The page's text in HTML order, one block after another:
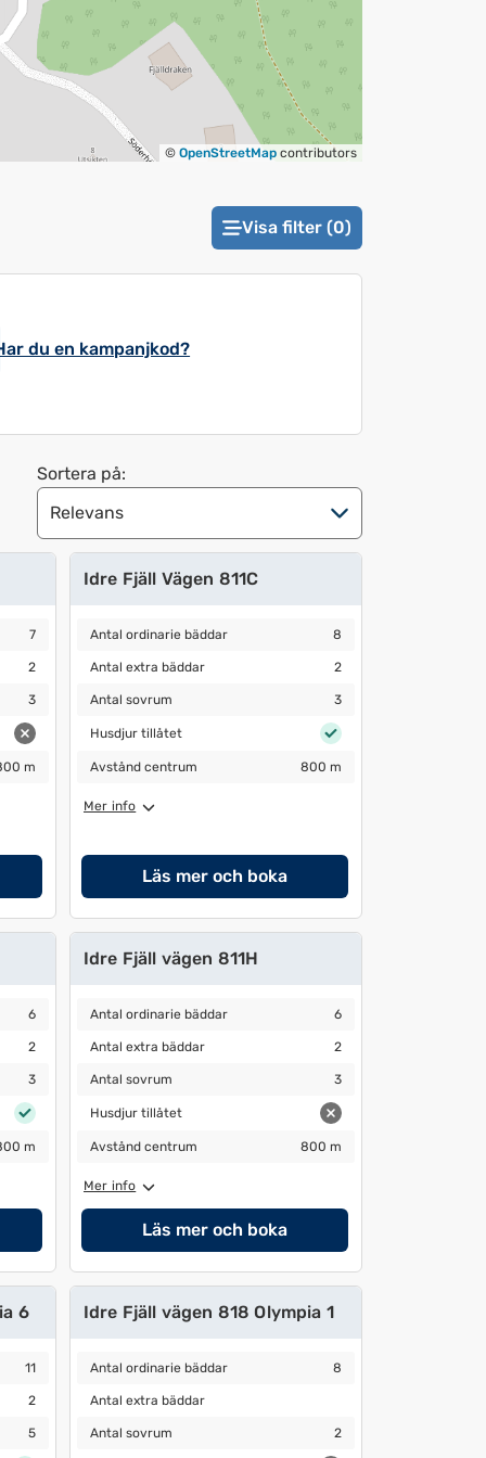
© OpenStreetMap contributors
Visa filter (0)
du en kampanjkod?
Sortera på:
7
2
3
m
Idre Fjäll Vägen 811C
Antal ordinarie bäddar
Antal ordinarie bäddar 8
Antal extra bäddar
Antal extra bäddar 2
Antal sovrum
Antal sovrum 3
Husdjur tillåtet
Husdjur tillåtet
Avstånd centrum
Avstånd centrum 800 m
Mer info
Läs mer och boka
6
2
3
m
Idre Fjäll vägen 811H
Antal ordinarie bäddar
Antal ordinarie bäddar 6
Antal extra bäddar
Antal extra bäddar 2
Antal sovrum
Antal sovrum 3
Husdjur tillåtet
Husdjur tillåtet
Avstånd centrum
Avstånd centrum 800 m
Mer info
Läs mer och boka
6
11
2
5
Idre Fjäll vägen 818 Olympia 1
Antal ordinarie bäddar
Antal ordinarie bäddar 8
Antal extra bäddar
Antal extra bäddar
Antal sovrum
Antal sovrum 2